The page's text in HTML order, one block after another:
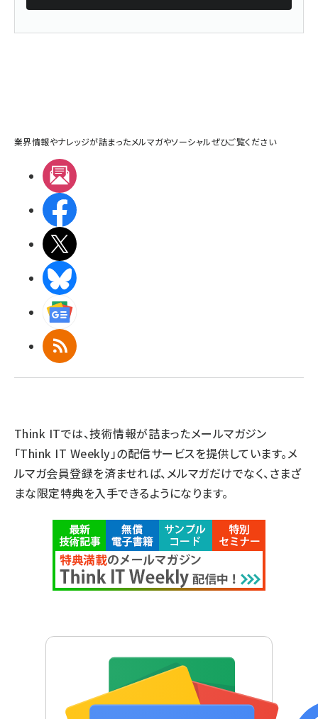
業界情報やナレッジが詰まったメルマガやソーシャルぜひご覧ください
RSS
Think ITでは、技術情報が詰まったメールマガジン
「Think IT Weekly」の配信サービスを提供しています。メ
ルマガ会員登録を済ませれば、メルマガだけでなく、さまざ
まな限定特典を入手できるようになります。